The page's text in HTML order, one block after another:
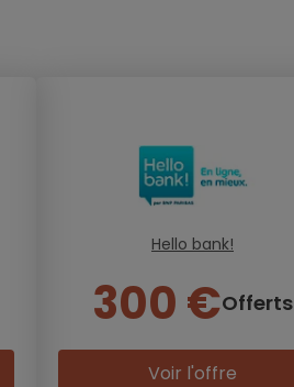
Hello bank!
300 €Offerts
Voir l'offre